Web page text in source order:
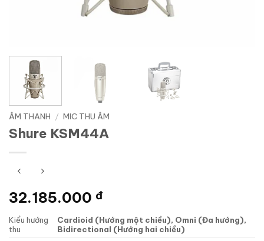
ÂM THANH / MIC THU ÂM
Shure KSM44A
32.185.000 đ
Kiểu hướng
thu
Cardioid (Hướng một chiều), Omni (Đa hướng),
Bidirectional (Hướng hai chiều)